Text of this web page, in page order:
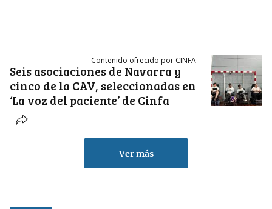
Contenido ofrecido por CINFA
Seis asociaciones de Navarra y
cinco de la CAV, seleccionadas en
‘La voz del paciente’ de Cinfa
Ver más